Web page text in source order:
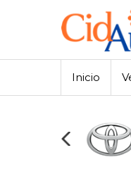
Inicio